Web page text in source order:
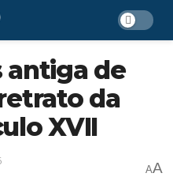
antiga de
da
XVII
AA